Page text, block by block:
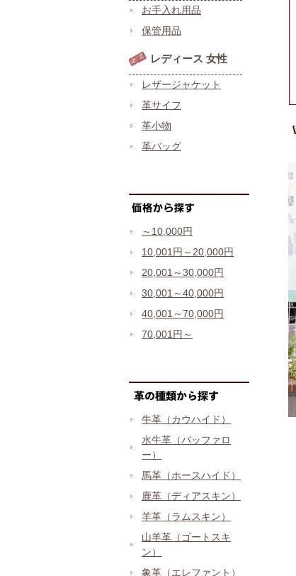
お手入れ用品
保管用品
レディース 女性
レザージャケット
革サイフ
革小物
革バッグ
～10,000円
10,001円～20,000円
20,001～30,000円
30,001～40,000円
40,001～70,000円
70,001円～
牛革（カウハイド）
水牛革（バッファロ
ー）
馬革（ホースハイド）
鹿革（ディアスキン）
羊革（ラムスキン）
山羊革（ゴートスキ
ン）
象革（エレファント）